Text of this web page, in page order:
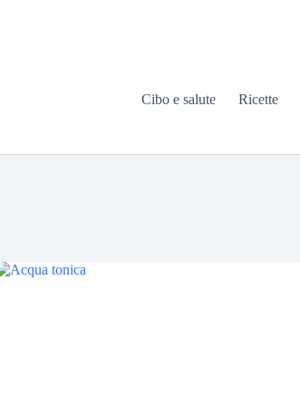
Cibo e salute Ricette